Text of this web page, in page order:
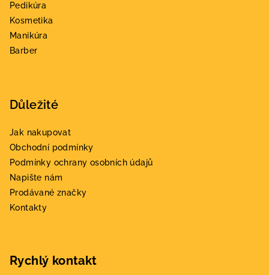
Pedikúra
Kosmetika
Manikúra
Barber
Důležité
Jak nakupovat
Obchodní podmínky
Podmínky ochrany osobních údajů
Napište nám
Prodávané značky
Kontakty
Rychlý kontakt